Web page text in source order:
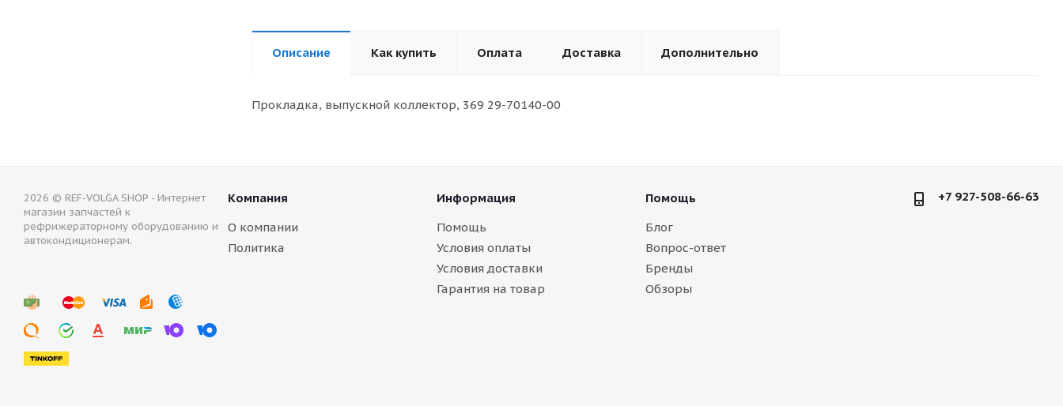
Описание Как купить Оплата Доставка Дополнительно
Прокладка, выпускной коллектор, 369 29-70140-00
2026 © REF-VOLGA SHOP - Интернет
магазин запчастей к
рефрижераторному оборудованию и
автокондиционерам.
Компания
О компании
Политика
Информация
Помощь
Условия оплаты
Условия доставки
Гарантия на товар
Помощь
Блог
Вопрос-ответ
Бренды
Обзоры
+7 927-508-66-63